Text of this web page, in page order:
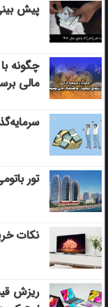
پیش بینی
چگونه
مالی
تور
نکات خرید
ریزش